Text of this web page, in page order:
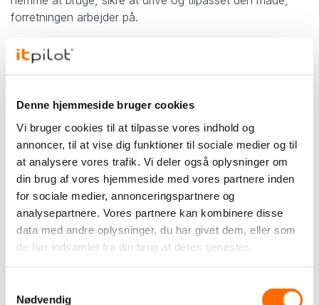
Denne hjemmeside bruger cookies
Vi bruger cookies til at tilpasse vores indhold og
annoncer, til at vise dig funktioner til sociale medier og til
at analysere vores trafik. Vi deler også oplysninger om
din brug af vores hjemmeside med vores partnere inden
for sociale medier, annonceringspartnere og
analysepartnere. Vores partnere kan kombinere disse
data med andre oplysninger, du har givet dem, eller som
de har indsamlet fra din brug af deres tjenester.
Nødvendig
forretningen arbejder på.
TAGS
Vi støtter itpilot
Brancher
Detail E-commerce Finans Industri
Kultur, sport & fritid Offentlig sektor Sundhed
Løsninger
App-udvikling Business Inteligence (BI) Datawarehouse
Joomla CMS